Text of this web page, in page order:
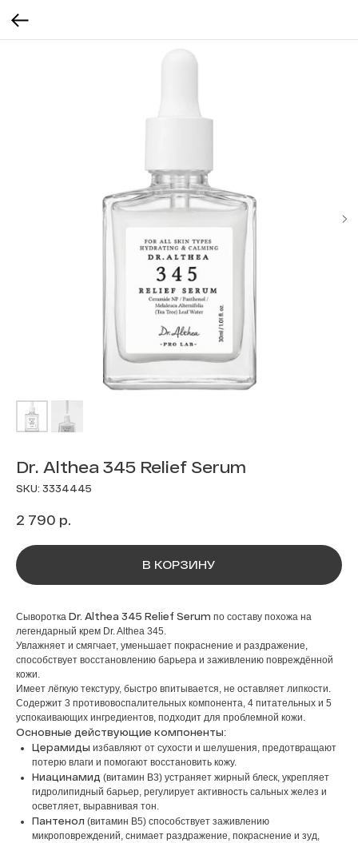
Dr. Althea 345 Relief Serum
SKU: 3334445
2 790 р.
В КОРЗИНУ
Сыворотка Dr. Althea 345 Relief Serum по составу похожа на
легендарный крем Dr. Althea 345.
Увлажняет и смягчает, уменьшает покраснение и раздражение,
способствует восстановлению барьера и заживлению повреждённой
кожи.
Имеет лёгкую текстуру, быстро впитывается, не оставляет липкости.
Содержит 3 противовоспалительных компонента, 4 питательных и 5
успокаивающих ингредиентов, подходит для проблемной кожи.
Основные действующие компоненты:
Церамиды избавляют от сухости и шелушения, предотвращают
потерю влаги и помогают восстановить кожу.
Ниацинамид (витамин B3) устраняет жирный блеск, укрепляет
гидролипидный барьер, регулирует активность сальных желез и
осветляет, выравнивая тон.
Пантенол (витамин B5) способствует заживлению
микроповреждений, снимает раздражение, покраснение и зуд,